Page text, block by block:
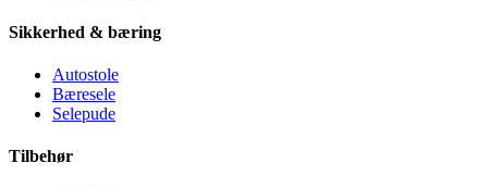
Sikkerhed & bæring
Autostole
Bæresele
Selepude
Tilbehør